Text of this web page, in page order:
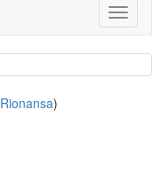
Rionansa)